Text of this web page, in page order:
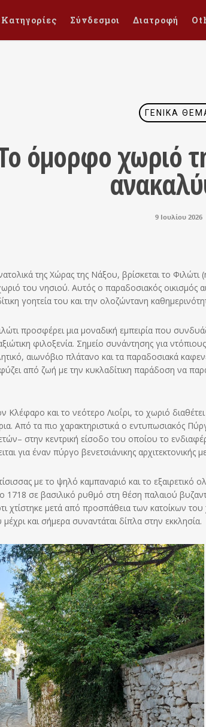
Κατηγορίες Σύνδεσμοι Διατροφή
ΓΕΝΙΚΆ
όμορφο χωριό
9 Ιουλίου 2026
της Χώρας της Νάξου, βρίσκεται το Φιλώτι
του νησιού. Αυτός ο παραδοσιακός οικισμός
γοητεία του και την ολοζώντανη
προσφέρει μια μοναδική εμπειρία που
φιλοξενία. Σημείο συνάντησης για
αιωνόβιο πλάτανο και τα παραδοσιακά
από ζωή με την κυκλαδίτικη παράδοση να
Κλέφαρο και το νεότερο Λιοΐρι, το χωριό
Από τα πιο χαρακτηριστικά ο εντυπωσιακός
στην κεντρική είσοδο του οποίου το
για έναν πύργο βενετσιάνικης αρχιτεκτονικής
με το ψηλό καμπαναριό και το εξαιρετικό
1718 σε βασιλικό ρυθμό στη θέση παλαιού
χτίστηκε μετά από προσπάθεια των κατοίκων
και σήμερα συναντάται δίπλα στην εκκλησία.